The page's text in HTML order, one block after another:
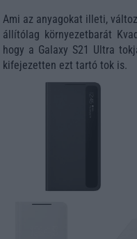
Ami az anyagokat illeti,
állítólag környezetbarát
hogy a Galaxy S21 Ultra
kifejezetten ezt tartó tok is.